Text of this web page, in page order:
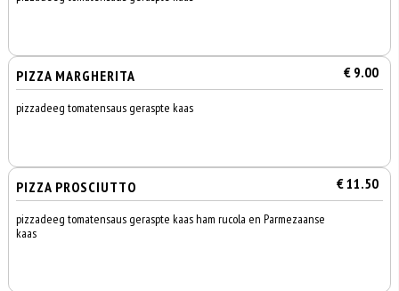
PIZZA MARGHERITA € 9.00
pizzadeeg tomatensaus geraspte kaas
PIZZA PROSCIUTTO € 11.50
pizzadeeg tomatensaus geraspte kaas ham rucola en Parmezaanse
kaas